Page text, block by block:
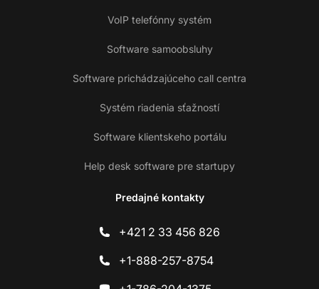
VoIP telefónny systém
Software samoobsluhy
Software prichádzajúceho call centra
Systém riadenia sťažností
Software klientskeho portálu
Help desk software pre startupy
Predajné kontakty
+421 2 33 456 826
+1-888-257-8754